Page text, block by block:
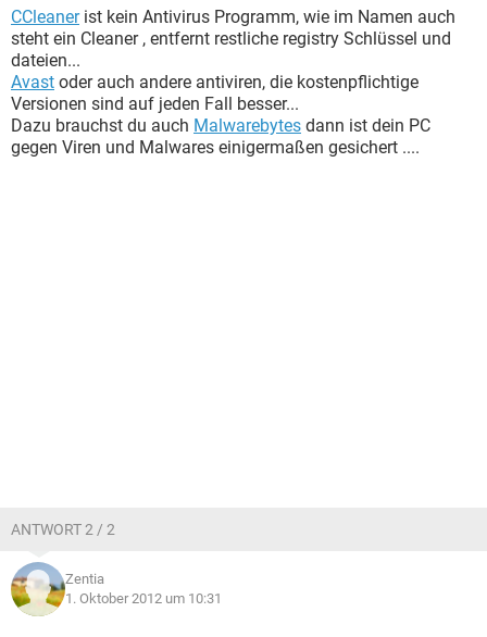
CCleanerist kein Antivirus Programm, wie im Namen auch
steht ein Cleaner , entfernt restliche registry Schlüssel und
dateien...
Avast oder auch andere antiviren, die kostenpflichtige
Versionen sind auf jeden Fall besser...
Dazu brauchst du auch Malwarebytes dann ist dein PC
gegen Viren und Malwares einigermaßen gesichert ....
ANTWORT 2 / 2
Zentia
1. Oktober 2012 um 10:31